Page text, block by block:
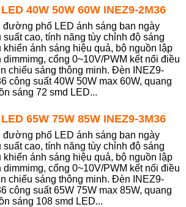
40W 50W 60W INEZ9-2M36
đường phố LED ánh sáng ban ngày
suất cao, tính năng tùy chỉnh độ sáng
khiển ánh sáng hiệu quả, bộ nguồn lập
dimmimg, cổng 0~10V/PWM kết nối điều
chiếu sáng thông minh. Đèn INEZ9-
công suất 40W 50W max 60W, quang
sáng 72 smd LED...
65W 75W 85W INEZ9-3M36
đường phố LED ánh sáng ban ngày
suất cao, tính năng tùy chỉnh độ sáng
khiển ánh sáng hiệu quả, bộ nguồn lập
dimmimg, cổng 0~10V/PWM kết nối điều
chiếu sáng thông minh. Đèn INEZ9-
công suất 65W 75W max 85W, quang
sáng 108 smd LED...